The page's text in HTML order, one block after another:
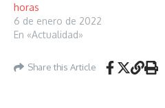
horas
6 de enero de 2022
En «Actualidad»
Share this Article